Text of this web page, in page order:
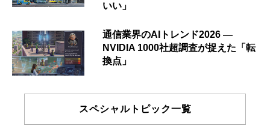
いい」
通信業界のAIトレンド2026 ―
NVIDIA 1000社超調査が捉えた「転
換点」
スペシャルトピック一覧